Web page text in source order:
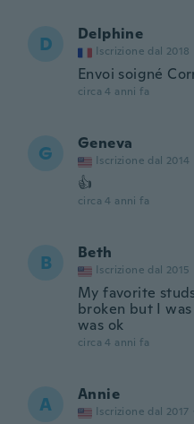
D Delphine
Iscrizione dal 2018
Envoi soigné
circa 4 anni fa
G Geneva
Iscrizione dal 2014
👍
circa 4 anni fa
B Beth
Iscrizione dal 2015
My favorite
broken but I
was ok
circa 4 anni fa
A Annie
Iscrizione dal 2017